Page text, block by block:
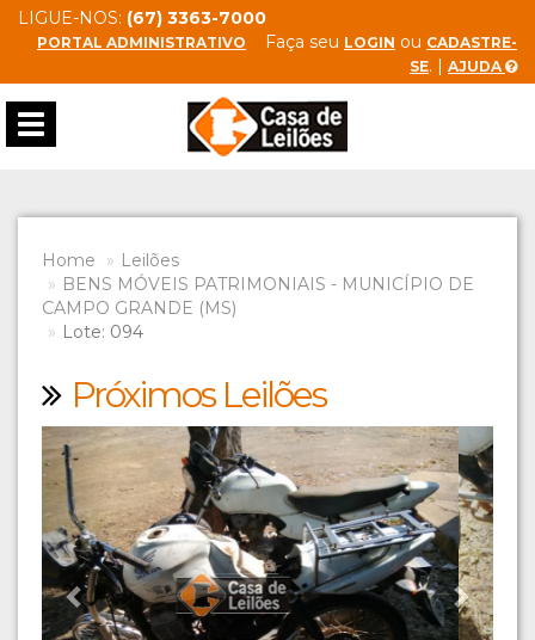
LIGUE-NOS: (67) 3363-7000
PORTAL ADMINISTRATIVO Faça seu LOGIN ou CADASTRE-
SE. | AJUDA
Toggle
navigation
Home
Leilões
BENS MÓVEIS PATRIMONIAIS - MUNICÍPIO DE
CAMPO GRANDE (MS)
Lote: 094
Próximos Leilões
Previous Next